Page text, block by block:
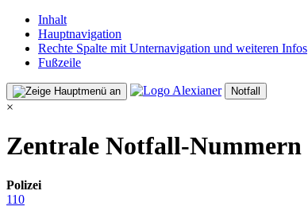
Inhalt
Hauptnavigation
Rechte Spalte mit Unternavigation und weiteren Infos
Fußzeile
Notfall
×
Zentrale Notfall-Nummern
Polizei
110